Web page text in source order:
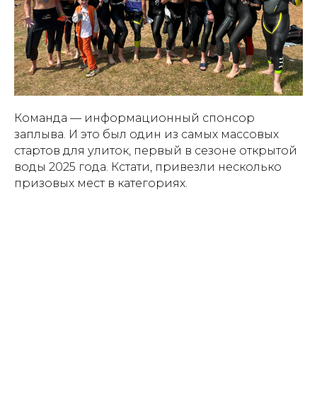
Команда — информационный спонсор
заплыва. И это был один из самых массовых
стартов для улиток, первый в сезоне открытой
воды 2025 года. Кстати, привезли несколько
призовых мест в категориях.